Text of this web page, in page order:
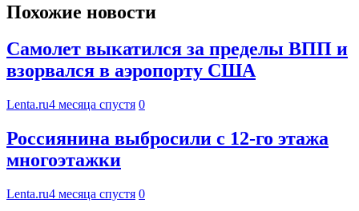
Похожие новости
Самолет выкатился за пределы ВПП и
взорвался в аэропорту США
Lenta.ru4 месяца спустя 0
Россиянина выбросили с 12-го этажа
многоэтажки
Lenta.ru4 месяца спустя 0